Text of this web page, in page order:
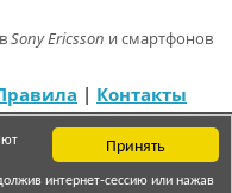
Принять
интернет-сессию или нажав
Sony Ericsson и смартфонов
| Контакты